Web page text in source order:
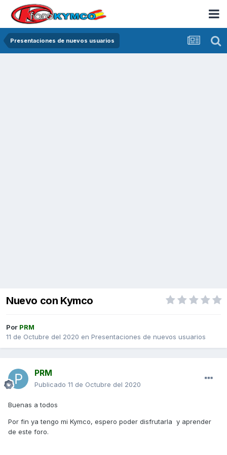
Presentaciones de nuevos usuarios
Nuevo con Kymco
Por PRM
11 de Octubre del 2020 en Presentaciones de nuevos usuarios
PRM
Publicado 11 de Octubre del 2020
Buenas a todos
Por fin ya tengo mi Kymco, espero poder disfrutarla y aprender
de este foro.